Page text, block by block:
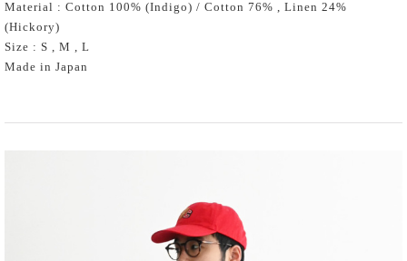
Material : Cotton 100% (Indigo) / Cotton 76% , Linen 24%
(Hickory)
Size : S , M , L
Made in Japan